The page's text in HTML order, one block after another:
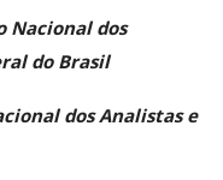
Nacional dos
do Brasil
dos Analistas e